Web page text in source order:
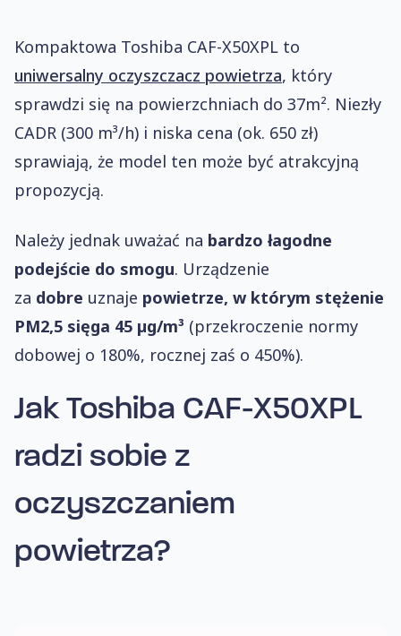
Kompaktowa Toshiba CAF-X50XPL to
uniwersalny oczyszczacz powietrza, który
sprawdzi się na powierzchniach do 37m². Niezły
CADR (300 m³/h) i niska cena (ok. 650 zł)
sprawiają, że model ten może być atrakcyjną
propozycją.
Należy jednak uważać na bardzo łagodne
podejście do smogu. Urządzenie
za dobre uznaje powietrze, w którym stężenie
PM2,5 sięga 45 µg/m³ (przekroczenie normy
dobowej o 180%, rocznej zaś o 450%).
JakToshiba CAF-X50XPL
radzi sobie z
oczyszczaniem
powietrza?